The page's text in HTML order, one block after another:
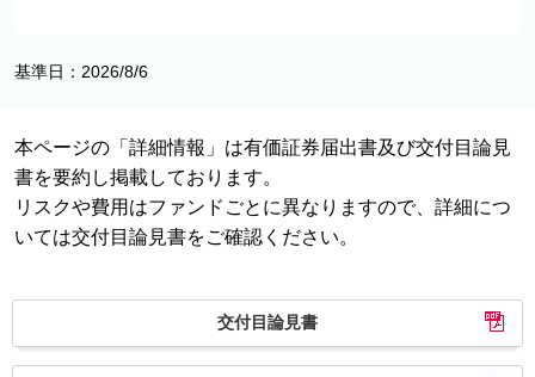
基準日：2026/8/6
本ページの「詳細情報」は有価証券届出書及び交付目論見
書を要約し掲載しております。
リスクや費用はファンドごとに異なりますので、詳細につ
いては交付目論見書をご確認ください。
交付目論見書